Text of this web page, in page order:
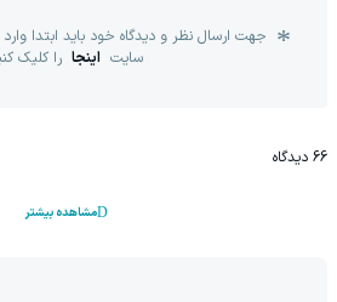
جهت ارسال نظر و دیدگاه خود باید ابتدا
سایت اینجا را کلیک
66 دیدگاه
مشاهده بیشتر